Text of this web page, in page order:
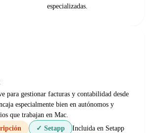
especializadas.
para gestionar facturas y contabilidad desde
especialmente bien en autónomos y
que trabajan en Mac.
✓ Setapp Incluida en Setapp